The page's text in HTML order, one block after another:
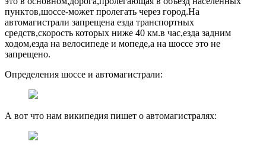
пунктов,шоссе-может пролегать через город.На
автомагистрали запрещена езда транспортных
средств,скорость которых ниже 40 км.в час,езда задним
ходом,езда на велосипеде и мопеде,а на шоссе это не
запрещено.
Определения шоссе и автомагистрали:
А вот что нам википедия пишет о автомагистралях: